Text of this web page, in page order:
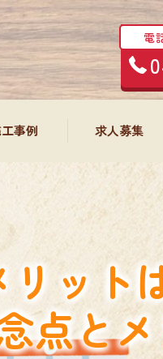
電
事
外構工事
エアコン工事・清
増改築工事
事例 求人募集
ット
点と